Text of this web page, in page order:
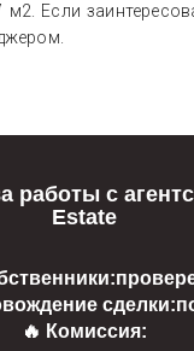
Если
работы с
Estate
сделки:
🔥 Комиссия: